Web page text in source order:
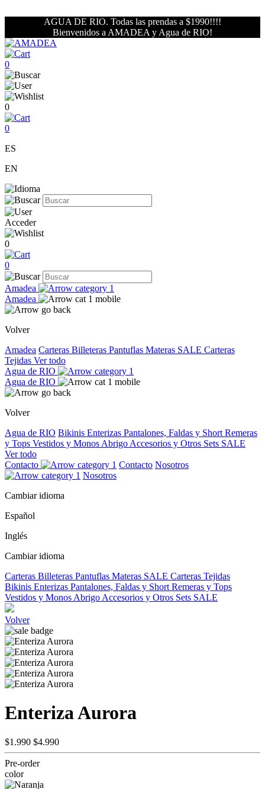
AGUA DE RIO. Todas las prendas a $1990!!!!
Bienvenidos a AMADEA y Agua de RIO!
0
0
0
ES
EN
Acceder
0
0
Amadea
Amadea
Volver
Amadea Carteras Billeteras Pantuflas Materas SALE Carteras
Tejidas Ver todo
Agua de RIO
Agua de RIO
Volver
Agua de RIO Bikinis Enterizas Pantalones, Faldas y Short Remeras
y Tops Vestidos y Monos Abrigo Accesorios y Otros Sets SALE
Ver todo
Contacto
Contacto Nosotros
Nosotros
Cambiar idioma
Español
Inglés
Cambiar idioma
Carteras Billeteras Pantuflas Materas SALE Carteras Tejidas
Bikinis Enterizas Pantalones, Faldas y Short Remeras y Tops
Vestidos y Monos Abrigo Accesorios y Otros Sets SALE
Volver
Enteriza Aurora
$1.990 $4.990
Pre-order
color